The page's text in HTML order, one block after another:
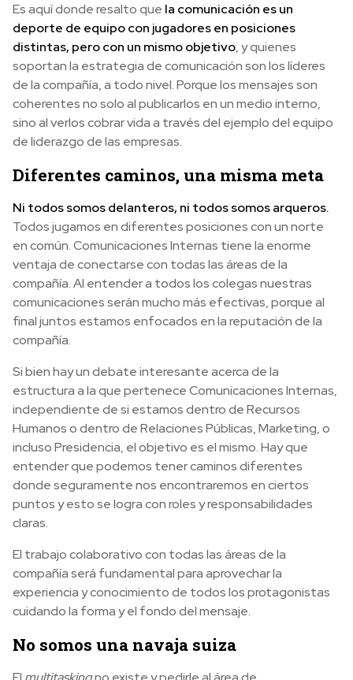
Es aquí donde resalto que la comunicación es un
deporte de equipo con jugadores en posiciones
distintas, pero con un mismo objetivo, y quienes
soportan la estrategia de comunicación son los líderes
de la compañía, a todo nivel. Porque los mensajes son
coherentes no solo al publicarlos en un medio interno,
sino al verlos cobrar vida a través del ejemplo del equipo
de liderazgo de las empresas.
Diferentes caminos, una misma meta
Ni todos somos delanteros, ni todos somos arqueros.
Todos jugamos en diferentes posiciones con un norte
en común. Comunicaciones Internas tiene la enorme
ventaja de conectarse con todas las áreas de la
compañía. Al entender a todos los colegas nuestras
comunicaciones serán mucho más efectivas, porque al
final juntos estamos enfocados en la reputación de la
compañía.
Si bien hay un debate interesante acerca de la
estructura a la que pertenece Comunicaciones Internas,
independiente de si estamos dentro de Recursos
Humanos o dentro de Relaciones Públicas, Marketing, o
incluso Presidencia, el objetivo es el mismo. Hay que
entender que podemos tener caminos diferentes
donde seguramente nos encontraremos en ciertos
puntos y esto se logra con roles y responsabilidades
claras.
El trabajo colaborativo con todas las áreas de la
compañía será fundamental para aprovechar la
experiencia y conocimiento de todos los protagonistas
cuidando la forma y el fondo del mensaje.
No somos una navaja suiza